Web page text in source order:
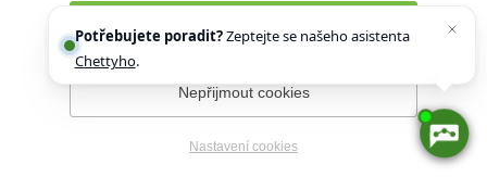
Přijmout všechny cookies
Nepřijmout cookies
Nastavení cookies
Potřebujete poradit?Zeptejte se našeho asistenta
Chettyho.